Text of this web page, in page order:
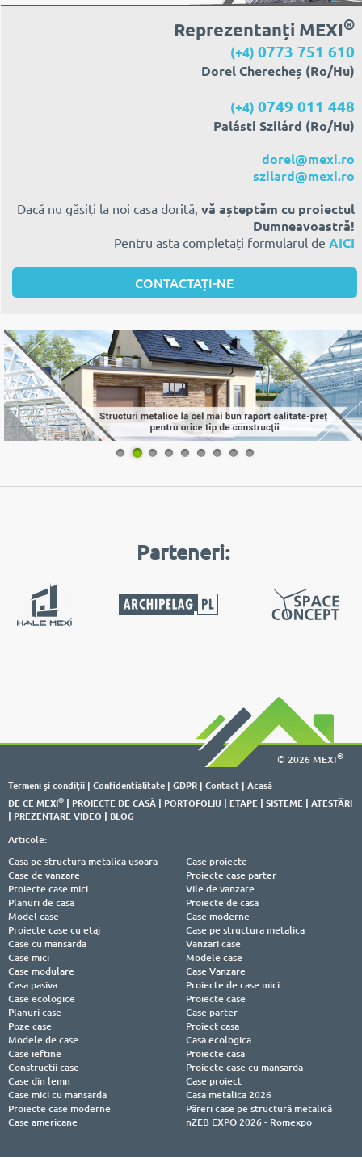
Reprezentanți MEXI®
(+4) 0773 751 610
Dorel Cherecheș (Ro/Hu)
(+4) 0749 011 448
Palásti Szilárd (Ro/Hu)
dorel@mexi.ro
szilard@mexi.ro
Dacă nu găsiți la noi casa dorită, vă așteptăm cu proiectul
Dumneavoastră!
Pentru asta completați formularul de AICI
CONTACTAȚI-NE
1 2 3 4 5 6 7 8 9
Parteneri:
© 2026 MEXI®
Termeni şi condiţii | Confidentialitate | GDPR | Contact | Acasă
DE CE MEXI® | PROIECTE DE CASĂ | PORTOFOLIU | ETAPE | SISTEME | ATESTĂRI
| PREZENTARE VIDEO | BLOG
Articole:
Casa pe structura metalica usoara
Case de vanzare
Proiecte case mici
Planuri de casa
Model case
Proiecte case cu etaj
Case cu mansarda
Case mici
Case modulare
Casa pasiva
Case proiecte
Proiecte case parter
Vile de vanzare
Proiecte de casa
Case moderne
Case pe structura metalica
Vanzari case
Modele case
Case Vanzare
Proiecte de case mici
Case ecologice
Planuri case
Poze case
Modele de case
Case ieftine
Constructii case
Case din lemn
Case mici cu mansarda
Proiecte case moderne
Case americane
Proiecte case
Case parter
Proiect casa
Casa ecologica
Proiecte casa
Proiecte case cu mansarda
Case proiect
Casa metalica 2026
Păreri case pe structură metalică
nZEB EXPO 2026 - Romexpo